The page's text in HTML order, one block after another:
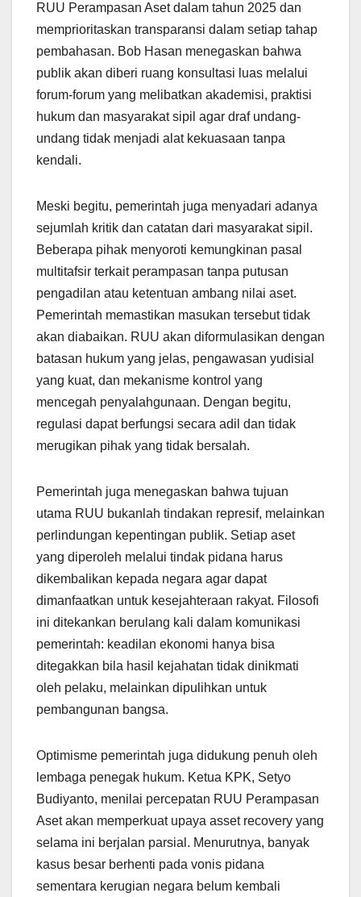
RUU Perampasan Aset dalam tahun 2025 dan
memprioritaskan transparansi dalam setiap tahap
pembahasan. Bob Hasan menegaskan bahwa
publik akan diberi ruang konsultasi luas melalui
forum-forum yang melibatkan akademisi, praktisi
hukum dan masyarakat sipil agar draf undang-
undang tidak menjadi alat kekuasaan tanpa
kendali.
Meski begitu, pemerintah juga menyadari adanya
sejumlah kritik dan catatan dari masyarakat sipil.
Beberapa pihak menyoroti kemungkinan pasal
multitafsir terkait perampasan tanpa putusan
pengadilan atau ketentuan ambang nilai aset.
Pemerintah memastikan masukan tersebut tidak
akan diabaikan. RUU akan diformulasikan dengan
batasan hukum yang jelas, pengawasan yudisial
yang kuat, dan mekanisme kontrol yang
mencegah penyalahgunaan. Dengan begitu,
regulasi dapat berfungsi secara adil dan tidak
merugikan pihak yang tidak bersalah.
Pemerintah juga menegaskan bahwa tujuan
utama RUU bukanlah tindakan represif, melainkan
perlindungan kepentingan publik. Setiap aset
yang diperoleh melalui tindak pidana harus
dikembalikan kepada negara agar dapat
dimanfaatkan untuk kesejahteraan rakyat. Filosofi
ini ditekankan berulang kali dalam komunikasi
pemerintah: keadilan ekonomi hanya bisa
ditegakkan bila hasil kejahatan tidak dinikmati
oleh pelaku, melainkan dipulihkan untuk
pembangunan bangsa.
Optimisme pemerintah juga didukung penuh oleh
lembaga penegak hukum. Ketua KPK, Setyo
Budiyanto, menilai percepatan RUU Perampasan
Aset akan memperkuat upaya asset recovery yang
selama ini berjalan parsial. Menurutnya, banyak
kasus besar berhenti pada vonis pidana
sementara kerugian negara belum kembali